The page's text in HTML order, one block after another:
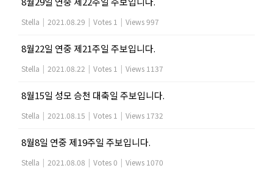
Stella | 2021.08.29 | Votes 1 | Views 997
8월22일 연중 제21주일 주보입니다.
Stella | 2021.08.22 | Votes 1 | Views 1137
8월15일 성모 승천 대축일 주보입니다.
Stella | 2021.08.15 | Votes 1 | Views 1732
8월8일 연중 제19주일 주보입니다.
Stella | 2021.08.08 | Votes 0 | Views 1070